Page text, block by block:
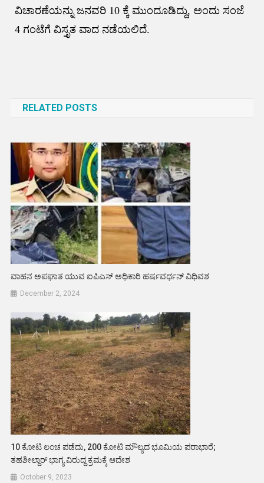
ವಿಚಾರಣೆಯನ್ನು ಜನವರಿ 10 ಕ್ಕೆ ಮುಂದೂಡಿದ್ದು, ಅಂದು ಸಂಜೆ
4 ಗಂಟೆಗೆ ವಿಸ್ತೃತ ವಾದ ನಡೆಯಲಿದೆ‌.
RELATED POSTS
ವಾಹನ ಅಪಘಾತ ಯುವ ಐಪಿಎಸ್ ಅಧಿಕಾರಿ ಹರ್ಷವರ್ಧನ್ ವಿಧಿವಶ
December 2, 2024
10 ಕೋಟಿ ಲಂಚ ಪಡೆದು, 200 ಕೋಟಿ ಮೌಲ್ಯದ ಭೂಮಿಯ ಪರಾಭಾರೆ;
ತಹಶೀಲ್ದಾರ್ ಭಾಗ್ಯ ವಿರುದ್ದ ಕ್ರಮಕ್ಕೆ ಆದೇಶ
October 9, 2023